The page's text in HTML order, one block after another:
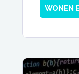
WONEN